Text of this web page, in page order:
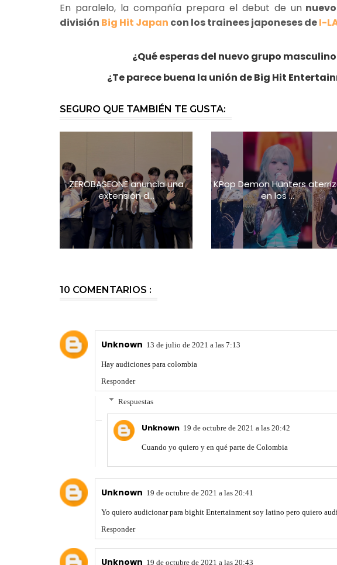
En paralelo, la compañía prepara el debut de unnuevo
división Big Hit Japan con los trainees japoneses deI-
¿Qué esperas del nuevo grupo
¿Te parece buena la unión de Big Hit
SEGURO QUE TAMBIÉN TE GUSTA:
ZEROBASEONE anuncia una
extensión d...
KPop Demon Hunters
en los ...
10 COMENTARIOS :
Unknown 13 de julio de 2021 a las 7:13
Hay audiciones para colombia
Responder
Respuestas
Unknown 19 de octubre de 2021 a las 20:42
Cuando yo quiero y en qué parte de Colombia
Unknown 19 de octubre de 2021 a las 20:41
Yo quiero audicionar para bighit Entertainment soy latino pero quiero
Responder
Unknown 19 de octubre de 2021 a las 20:43